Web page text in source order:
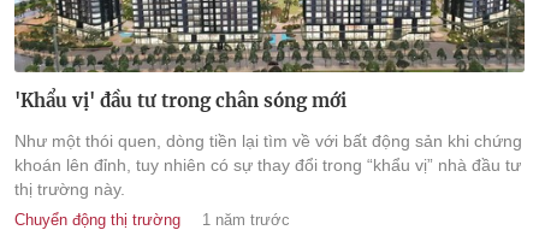
'Khẩu vị' đầu tư trong chân sóng mới
Như một thói quen, dòng tiền lại tìm về với bất động sản khi chứng
khoán lên đỉnh, tuy nhiên có sự thay đổi trong “khẩu vị” nhà đầu tư
thị trường này.
Chuyển động thị trường 1 năm trước